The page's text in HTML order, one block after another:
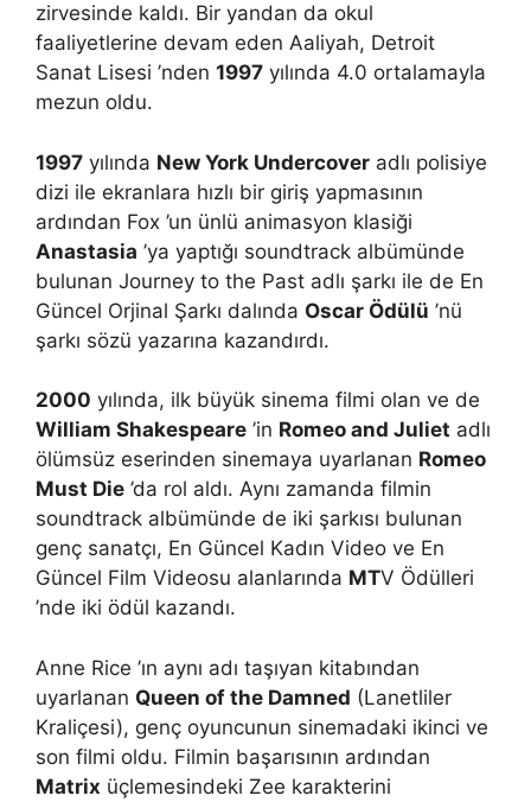
zirvesinde kaldı. Bir yandan da okul
faaliyetlerine devam eden Aaliyah, Detroit
Sanat Lisesi ’nden 1997 yılında 4.0 ortalamayla
mezun oldu.
1997 yılında New York Undercover adlı polisiye
dizi ile ekranlara hızlı bir giriş yapmasının
ardından Fox ’un ünlü animasyon klasiği
Anastasia ’ya yaptığı soundtrack albümünde
bulunan Journey to the Past adlı şarkı ile de En
Güncel Orjinal Şarkı dalında Oscar Ödülü ’nü
şarkı sözü yazarına kazandırdı.
2000 yılında, ilk büyük sinema filmi olan ve de
William Shakespeare ’in Romeo and Juliet adlı
ölümsüz eserinden sinemaya uyarlanan Romeo
Must Die ’da rol aldı. Aynı zamanda filmin
soundtrack albümünde de iki şarkısı bulunan
genç sanatçı, En Güncel Kadın Video ve En
Güncel Film Videosu alanlarında MTV Ödülleri
’nde iki ödül kazandı.
Anne Rice ’ın aynı adı taşıyan kitabından
uyarlanan Queen of the Damned (Lanetliler
Kraliçesi), genç oyuncunun sinemadaki ikinci ve
son filmi oldu. Filmin başarısının ardından
Matrix üçlemesindeki Zee karakterini